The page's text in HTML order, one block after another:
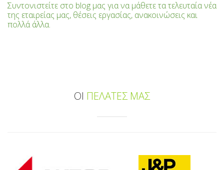
Συντονιστείτε στο blog μας για να μάθετε τα τελευταία νέα
της εταιρείας μας, θέσεις εργασίας, ανακοινώσεις και
πολλά άλλα.
ΟΙ ΠΕΛΑΤΕΣ ΜΑΣ